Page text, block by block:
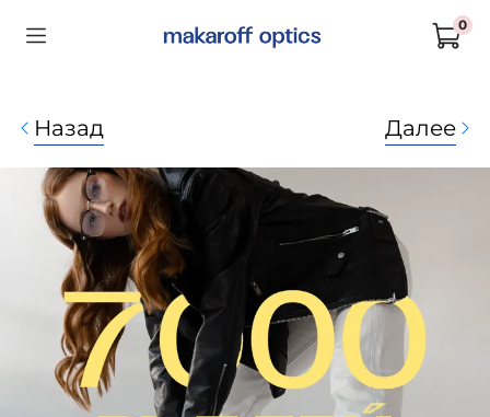
0
Назад Далее